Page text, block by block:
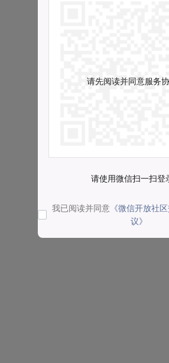
请先阅读并同意服务
请使用微信扫一扫登
我已阅读并同意 《微信开放社
议》